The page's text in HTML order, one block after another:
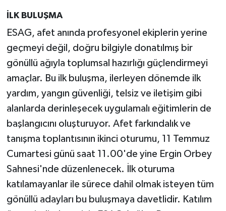
İLK BULUŞMA
ESAG, afet anında profesyonel ekiplerin yerine
geçmeyi değil, doğru bilgiyle donatılmış bir
gönüllü ağıyla toplumsal hazırlığı güçlendirmeyi
amaçlar. Bu ilk buluşma, ilerleyen dönemde ilk
yardım, yangın güvenliği, telsiz ve iletişim gibi
alanlarda derinleşecek uygulamalı eğitimlerin de
başlangıcını oluşturuyor. Afet farkındalık ve
tanışma toplantısının ikinci oturumu, 11 Temmuz
Cumartesi günü saat 11.00'de yine Ergin Orbey
Sahnesi'nde düzenlenecek. İlk oturuma
katılamayanlar ile sürece dahil olmak isteyen tüm
gönüllü adayları bu buluşmaya davetlidir. Katılım